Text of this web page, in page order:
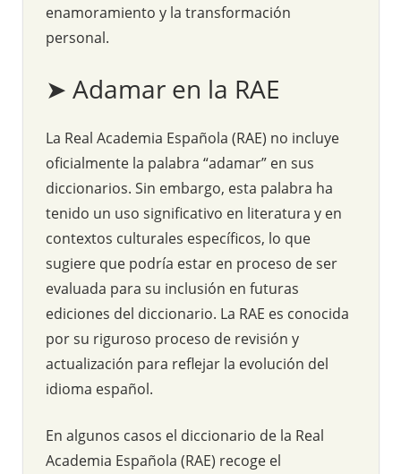
enamoramiento y la transformación
personal.
➤ Adamar en la RAE
La Real Academia Española (RAE) no incluye
oficialmente la palabra “adamar” en sus
diccionarios. Sin embargo, esta palabra ha
tenido un uso significativo en literatura y en
contextos culturales específicos, lo que
sugiere que podría estar en proceso de ser
evaluada para su inclusión en futuras
ediciones del diccionario. La RAE es conocida
por su riguroso proceso de revisión y
actualización para reflejar la evolución del
idioma español.
En algunos casos el diccionario de la Real
Academia Española (RAE) recoge el